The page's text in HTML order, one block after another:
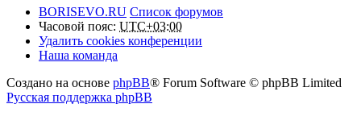
BORISEVO.RU Список форумов
Часовой пояс: UTC+03:00
Удалить cookies конференции
Наша команда
Создано на основе phpBB® Forum Software © phpBB Limited
Русская поддержка phpBB